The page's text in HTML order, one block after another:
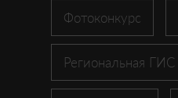
Фотоконкурс
Региональная ГИС